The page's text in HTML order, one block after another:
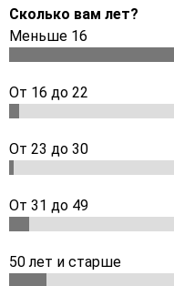
Сколько вам лет?
Меньше 16
От 16 до 22
От 23 до 30
От 31 до 49
50 лет и старше